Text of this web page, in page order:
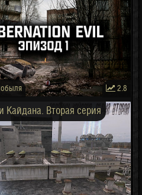
2.8
Кайдана. Вторая серия